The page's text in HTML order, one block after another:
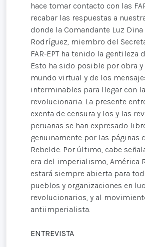
hace tomar contacto con las
recabar las respuestas a
donde la Comandante Luz
Rodríguez, miembro del
FAR-EPT ha tenido la gentileza
Esto ha sido posible por obra y
mundo virtual y de los
interminables para llegar con
revolucionaria. La presente
exenta de censura y los y las
peruanas se han expresado
genuinamente por las páginas
Rebelde. Por último, cabe
era del imperialismo, América
estará siempre abierta para
pueblos y organizaciones en
revolucionarios, y al
antiimperialista.
ENTREVISTA